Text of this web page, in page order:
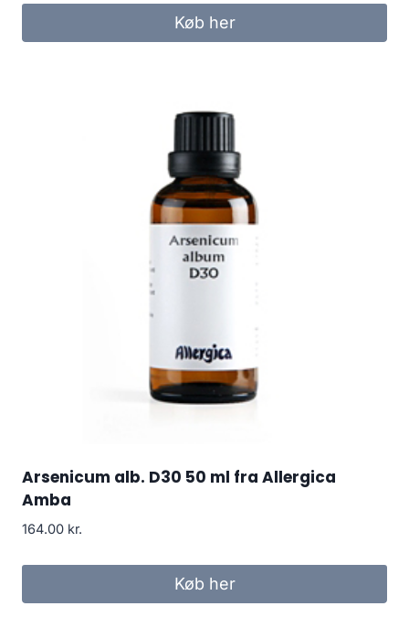
pris
pris
Køb her
Arsenicum alb. D30 50 ml fra Allergica
Amba
164.00 kr.
Køb her